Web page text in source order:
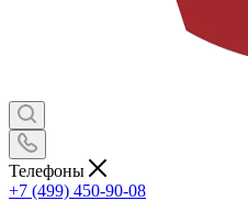
Телефоны
+7 (499) 450-90-08